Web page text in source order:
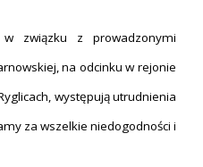
związku z prowadzonymi
na odcinku w rejonie
występują utrudnienia
za wszelkie niedogodności i